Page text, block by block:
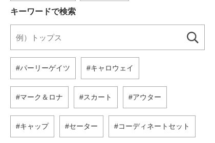
キーワードで検索
パーリーゲイツ キャロウェイ
マーク＆ロナ スカート アウター
キャップ セーター コーディネートセット